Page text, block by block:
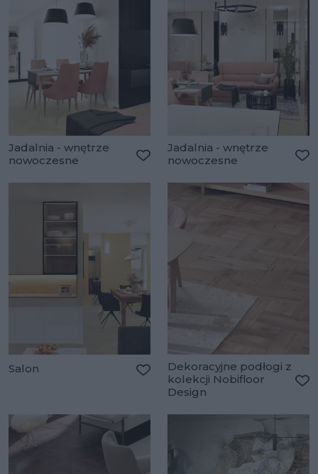
Jadalnia - wnętrze
nowoczesne
Jadalnia - wnętrze
nowoczesne
Salon
Dodaj do ulubionych
Dekoracyjne podłogi z
kolekcji Nobifloor
Design